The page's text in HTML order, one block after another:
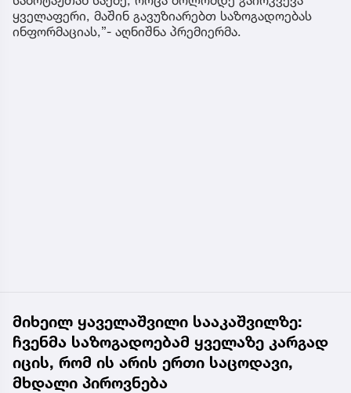
ყველაფერი, მაშინ გავუზიარებთ საზოგადოებას
ინფორმაციას,”- აღნიშნა პრემიერმა.
მიხეილ ყაველაშვილი სააკაშვილზე:
ჩვენმა საზოგადოებამ ყველაზე კარგად
იცის, რომ ის არის ერთი საცოდავი,
მხდალი პიროვნება